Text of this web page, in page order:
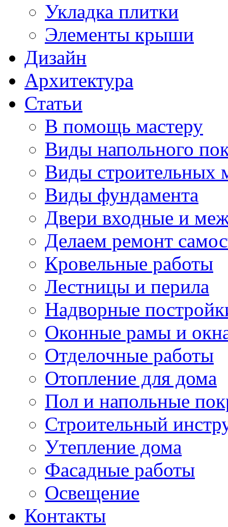
Укладка плитки
Элементы крыши
Дизайн
Архитектура
Статьи
В помощь мастеру
Виды напольного
Виды строительных
Виды фундамента
Двери входные и
Делаем ремонт
Кровельные работы
Лестницы и перила
Надворные
Оконные рамы и
Отделочные работы
Отопление для дома
Пол и напольные
Строительный
Утепление дома
Фасадные работы
Освещение
Контакты